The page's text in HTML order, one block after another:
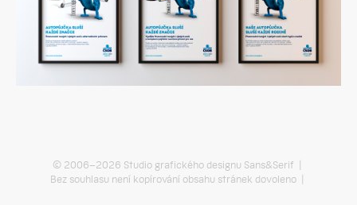
© 2006–2026 Studio grafického designu Sans&Serif |
Bez souhlasu není kopírování obsahu stránek dovoleno |